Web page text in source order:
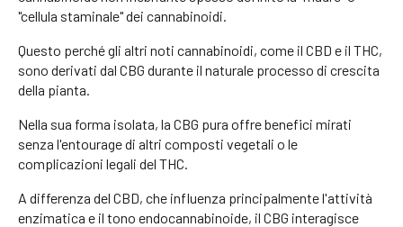
"cellula staminale" dei cannabinoidi.
Questo perché gli altri noti cannabinoidi, come il CBD e il THC,
sono derivati dal CBG durante il naturale processo di crescita
della pianta.
Nella sua forma isolata, la CBG pura offre benefici mirati
senza l'entourage di altri composti vegetali o le
complicazioni legali del THC.
A differenza del CBD, che influenza principalmente l'attività
enzimatica e il tono endocannabinoide, il CBG interagisce